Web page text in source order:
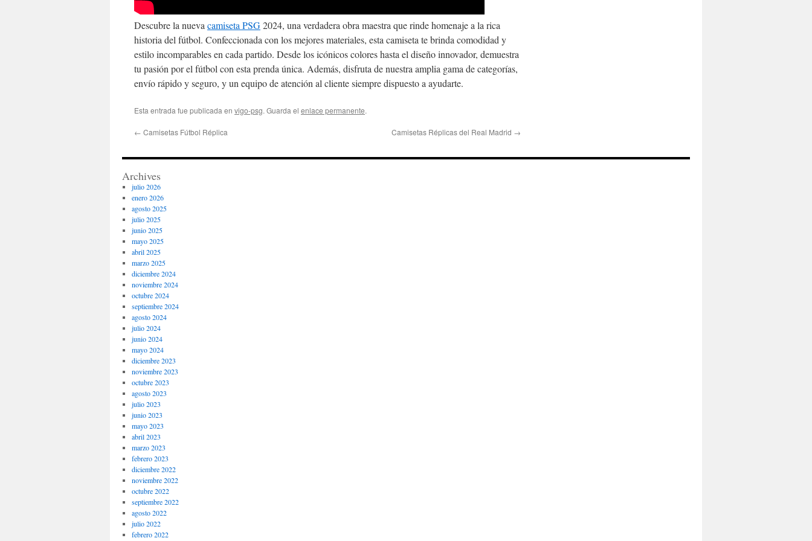
Descubre la nueva camiseta PSG2024, una verdadera obra maestra que rinde homenaje a la rica
historia del fútbol. Confeccionada con los mejores materiales, esta camiseta te brinda comodidad y
estilo incomparables en cada partido. Desde los icónicos colores hasta el diseño innovador, demuestra
tu pasión por el fútbol con esta prenda única. Además, disfruta de nuestra amplia gama de categorías,
envío rápido y seguro, y un equipo de atención al cliente siempre dispuesto a ayudarte.
Esta entrada fue publicada en vigo-psg. Guarda el enlace permanente.
← Camisetas Fútbol Réplica Camisetas Réplicas del Real Madrid →
Archives
julio 2026
enero 2026
agosto 2025
julio 2025
junio 2025
mayo 2025
abril 2025
marzo 2025
diciembre 2024
noviembre 2024
octubre 2024
septiembre 2024
agosto 2024
julio 2024
junio 2024
mayo 2024
diciembre 2023
noviembre 2023
octubre 2023
agosto 2023
julio 2023
junio 2023
mayo 2023
abril 2023
marzo 2023
febrero 2023
diciembre 2022
noviembre 2022
octubre 2022
septiembre 2022
agosto 2022
julio 2022
febrero 2022